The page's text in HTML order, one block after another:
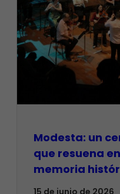
Modesta: un
que resuena
memoria
15 de junio de 2026